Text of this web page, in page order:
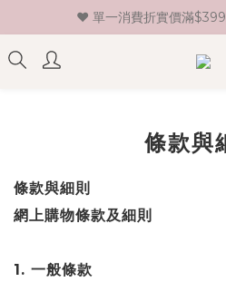
♥ 新會員登記即送
♥ 單一消費折實價滿
♥ 新會員登記即送
條款與
條款與細則
網上購物條款及細則
1. 一般條款